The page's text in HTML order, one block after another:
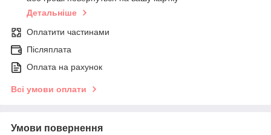
Детальніше
Оплатити частинами
Післяплата
Оплата на рахунок
Всі умови оплати
Умови повернення